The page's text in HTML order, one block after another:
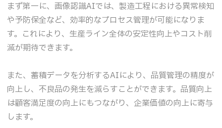
まず第一に、画像認識AIでは、製造工程における異常検知
や予防保全など、効率的なプロセス管理が可能になりま
す。これにより、生産ライン全体の安定性向上やコスト削
減が期待できます。
また、蓄積データを分析するAIにより、品質管理の精度が
向上し、不良品の発生を減らすことができます。品質向上
は顧客満足度の向上にもつながり、企業価値の向上に寄与
します。